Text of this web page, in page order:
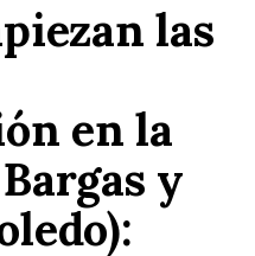
las
en la
y